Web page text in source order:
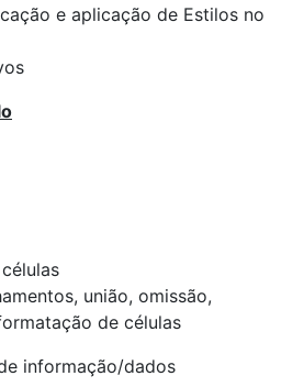
e aplicação de Estilos no
união, omissão,
de células
informação/dados